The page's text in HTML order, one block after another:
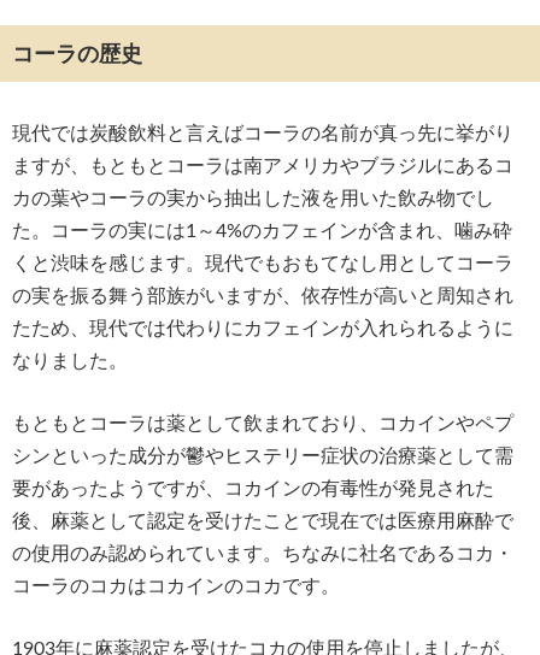
コーラの歴史
現代では炭酸飲料と言えばコーラの名前が真っ先に挙がり
ますが、もともとコーラは南アメリカやブラジルにあるコ
カの葉やコーラの実から抽出した液を用いた飲み物でし
た。コーラの実には1～4%のカフェインが含まれ、噛み砕
くと渋味を感じます。現代でもおもてなし用としてコーラ
の実を振る舞う部族がいますが、依存性が高いと周知され
たため、現代では代わりにカフェインが入れられるように
なりました。
もともとコーラは薬として飲まれており、コカインやペプ
シンといった成分が鬱やヒステリー症状の治療薬として需
要があったようですが、コカインの有毒性が発見された
後、麻薬として認定を受けたことで現在では医療用麻酔で
の使用のみ認められています。ちなみに社名であるコカ・
コーラのコカはコカインのコカです。
1903年に麻薬認定を受けたコカの使用を停止しましたが、